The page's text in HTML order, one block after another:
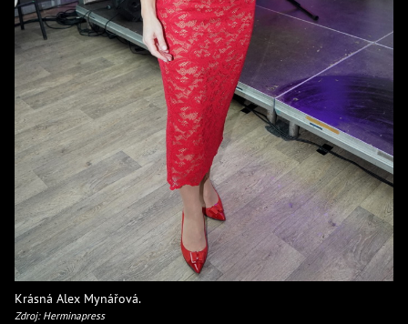
Krásná Alex Mynářová.
Zdroj: Herminapress